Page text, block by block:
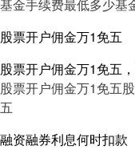
基金手续费最低多少基
股票开户佣金万1免五
股票开户佣金万1免五
股票开户佣金万1免五
五
融资融券利息何时扣款